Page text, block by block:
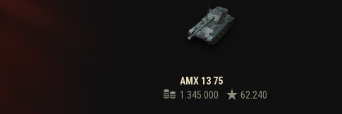
AMX 13 75
1.345.000
62.240